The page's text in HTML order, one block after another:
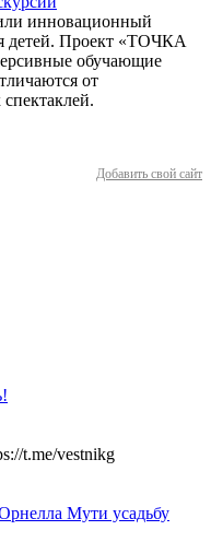
инновационный
детей. Проект «ТОЧКА
обучающие
от
Добавить свой сайт
t.me/vestnikg
Мути усадьбу